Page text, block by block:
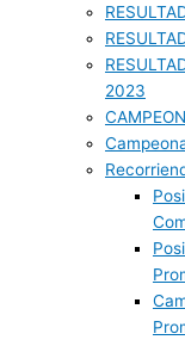
2023